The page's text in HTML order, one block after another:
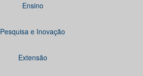
Ensino
Pesquisa e Inovação
Extensão